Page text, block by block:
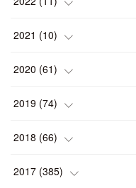
( 1)
)
(1)
(2)
)
(2)
(1)
(1)
(1)
(2)
(4)
(1)
2021 (10)
(2)
(2)
(1)
(2)
2020 (61)
(1)
(1)
(2)
2019 (74)
(10
(7)
2018 (66)
(7)
2017 (385)